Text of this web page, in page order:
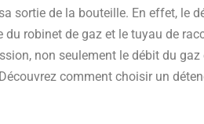
sortie de la bouteille. En effet, le
robinet de gaz et le tuyau de
non seulement le débit du
comment choisir un